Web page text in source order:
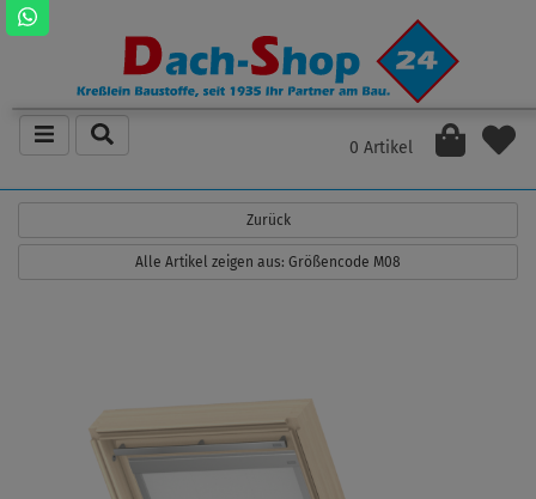
0 Artikel
Zurück
Alle Artikel zeigen aus: Größencode M08